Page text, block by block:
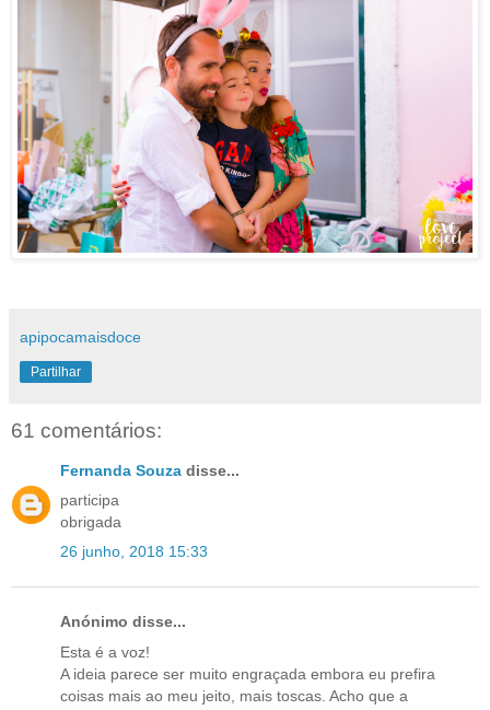
apipocamaisdoce
Partilhar
61 comentários:
Fernanda Souza disse...
participa
obrigada
26 junho, 2018 15:33
Anónimo disse...
Esta é a voz!
A ideia parece ser muito engraçada embora eu prefira
coisas mais ao meu jeito, mais toscas. Acho que a